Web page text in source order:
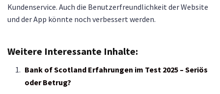
Kundenservice. Auch die Benutzerfreundlichkeit der Website
und der App könnte noch verbessert werden.
Weitere Interessante Inhalte:
Bank of Scotland Erfahrungen im Test 2025 – Seriös
oder Betrug?